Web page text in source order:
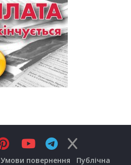
Умови повернення Публічна